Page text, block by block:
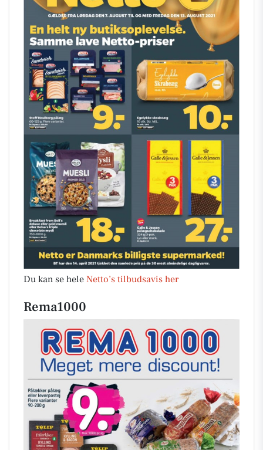
Du kan se hele Netto’s tilbudsavis her
Rema1000